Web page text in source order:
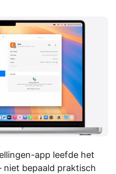
app leefde het
bepaald praktisch